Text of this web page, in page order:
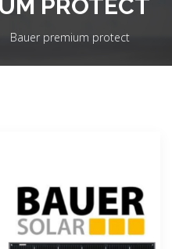
PROTECT
Bauer premium protect